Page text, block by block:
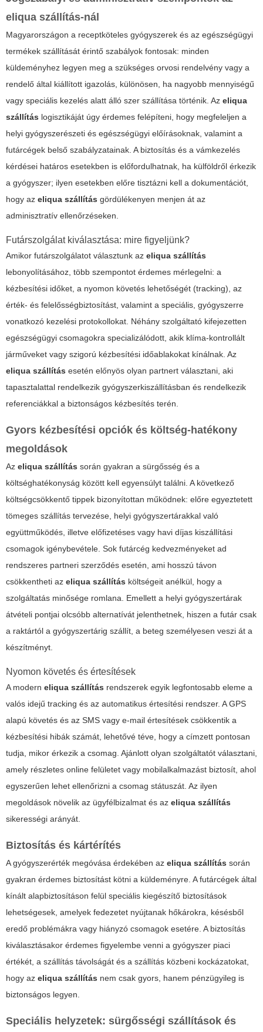
eliqua szállítás-nál
Magyarországon a receptköteles gyógyszerek és az egészségügyi
termékek szállítását érintő szabályok fontosak: minden
küldeményhez legyen meg a szükséges orvosi rendelvény vagy a
rendelő által kiállított igazolás, különösen, ha nagyobb mennyiségű
vagy speciális kezelés alatt álló szer szállítása történik. Az eliqua
szállítás logisztikáját úgy érdemes felépíteni, hogy megfeleljen a
helyi gyógyszerészeti és egészségügyi előírásoknak, valamint a
futárcégek belső szabályzatainak. A biztosítás és a vámkezelés
kérdései határos esetekben is előfordulhatnak, ha külföldről érkezik
a gyógyszer; ilyen esetekben előre tisztázni kell a dokumentációt,
hogy az eliqua szállítás gördülékenyen menjen át az
adminisztratív ellenőrzéseken.
Futárszolgálat kiválasztása: mire figyeljünk?
Amikor futárszolgálatot választunk az eliqua szállítás
lebonyolításához, több szempontot érdemes mérlegelni: a
kézbesítési időket, a nyomon követés lehetőségét (tracking), az
érték- és felelősségbiztosítást, valamint a speciális, gyógyszerre
vonatkozó kezelési protokollokat. Néhány szolgáltató kifejezetten
egészségügyi csomagokra specializálódott, akik klíma-kontrollált
járműveket vagy szigorú kézbesítési időablakokat kínálnak. Az
eliqua szállítás esetén előnyös olyan partnert választani, aki
tapasztalattal rendelkezik gyógyszerkiszállításban és rendelkezik
referenciákkal a biztonságos kézbesítés terén.
Gyors kézbesítési opciók és költség-hatékony
megoldások
Az eliqua szállítás során gyakran a sürgősség és a
költséghatékonyság között kell egyensúlyt találni. A következő
költségcsökkentő tippek bizonyítottan működnek: előre egyeztetett
tömeges szállítás tervezése, helyi gyógyszertárakkal való
együttműködés, illetve előfizetéses vagy havi díjas kiszállítási
csomagok igénybevétele. Sok futárcég kedvezményeket ad
rendszeres partneri szerződés esetén, ami hosszú távon
csökkentheti az eliqua szállítás költségeit anélkül, hogy a
szolgáltatás minősége romlana. Emellett a helyi gyógyszertárak
átvételi pontjai olcsóbb alternatívát jelenthetnek, hiszen a futár csak
a raktártól a gyógyszertárig szállít, a beteg személyesen veszi át a
készítményt.
Nyomon követés és értesítések
A modern eliqua szállítás rendszerek egyik legfontosabb eleme a
valós idejű tracking és az automatikus értesítési rendszer. A GPS
alapú követés és az SMS vagy e-mail értesítések csökkentik a
kézbesítési hibák számát, lehetővé téve, hogy a címzett pontosan
tudja, mikor érkezik a csomag. Ajánlott olyan szolgáltatót választani,
amely részletes online felületet vagy mobilalkalmazást biztosít, ahol
egyszerűen lehet ellenőrizni a csomag státuszát. Az ilyen
megoldások növelik az ügyfélbizalmat és az eliqua szállítás
sikerességi arányát.
Biztosítás és kártérítés
A gyógyszerérték megóvása érdekében az eliqua szállítás során
gyakran érdemes biztosítást kötni a küldeményre. A futárcégek által
kínált alapbiztosításon felül speciális kiegészítő biztosítások
lehetségesek, amelyek fedezetet nyújtanak hőkárokra, késésből
eredő problémákra vagy hiányzó csomagok esetére. A biztosítás
kiválasztásakor érdemes figyelembe venni a gyógyszer piaci
értékét, a szállítás távolságát és a szállítás közbeni kockázatokat,
hogy az eliqua szállítás nem csak gyors, hanem pénzügyileg is
biztonságos legyen.
Speciális helyzetek: sürgősségi szállítások és